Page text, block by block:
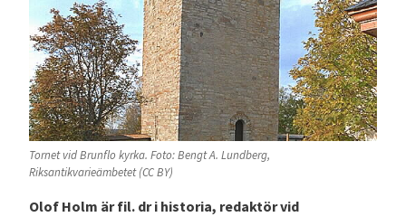
Tornet vid Brunflo kyrka. Foto: Bengt A. Lundberg,
Riksantikvarieämbetet (CC BY)
Olof Holm är fil. dr i historia, redaktör vid